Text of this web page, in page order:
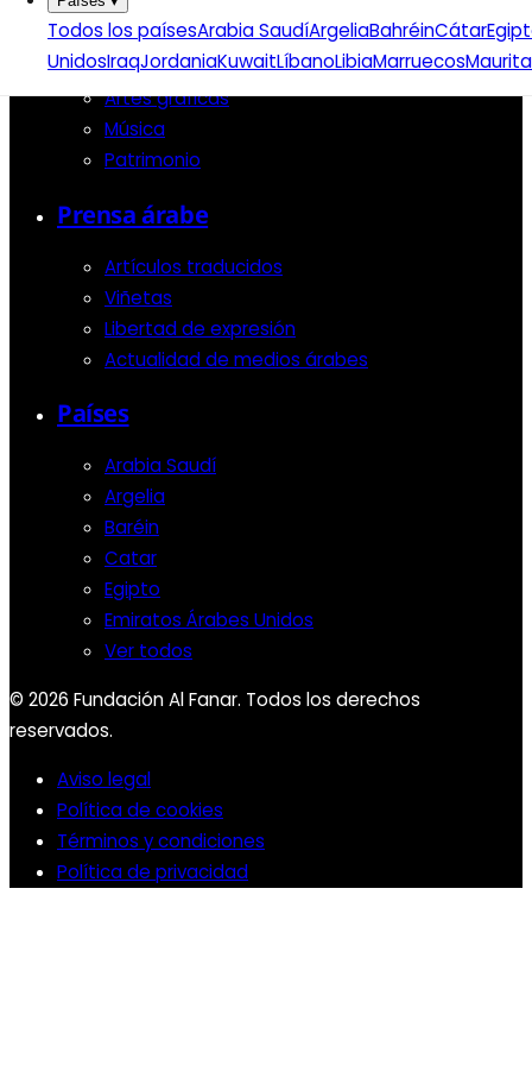
Todos los paísesArabia SaudíArgeliaBahréinCátar
UnidosIraqJordaniaKuwaitLíbanoLibiaMarruecos
Literatura árabe
Cómic árabe
Arte urbano
Artes gráficas
Música
Patrimonio
Prensa árabe
Artículos traducidos
Viñetas
Libertad de expresión
Actualidad de medios árabes
Países
Arabia Saudí
Argelia
Baréin
Catar
Egipto
Emiratos Árabes Unidos
Ver todos
© 2026 Fundación Al Fanar. Todos los derechos
reservados.
Aviso legal
Política de cookies
Términos y condiciones
Política de privacidad